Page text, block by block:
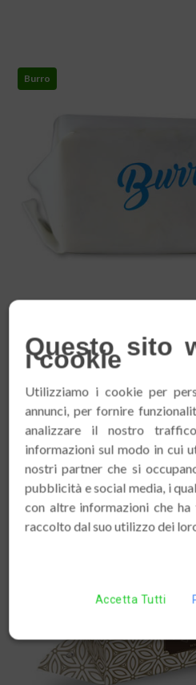
Burro
Burro 250g
Ingrediente nobile e nutriente, il
formati da 125, 25...
Burro
Questo sito
i cookie
Utilizziamo i cookie per
annunci, per fornire
analizzare il nostro
informazioni sul modo in cui
nostri partner che si
pubblicità e social media, i
con altre informazioni che
raccolto dal suo utilizzo dei
Accetta Tutti